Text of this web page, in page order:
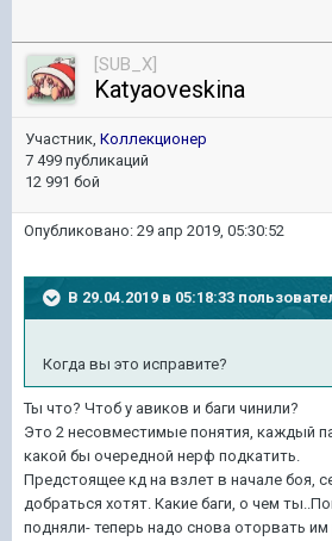
[SUB_X]
Katyaoveskina
Участник, Коллекционер
7 499 публикаций
12 991 бой
Опубликовано: 29 апр 2019, 05:30:52
В 29.04.2019 в 05:18:33
Когда вы это исправите?
Ты что? Чтоб у авиков и баги чинили?
Это 2 несовместимые понятия, каждый
какой бы очередной нерф подкатить.
Предстоящее кд на взлет в начале боя,
добраться хотят. Какие баги, о чем
подняли- теперь надо снова оторвать им